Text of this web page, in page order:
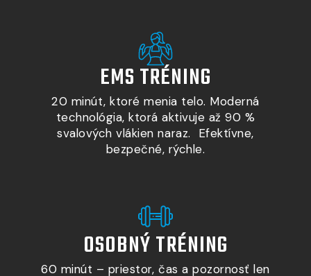
EMS TRÉNING
20 minút, ktoré menia telo. Moderná
technológia, ktorá aktivuje až 90 %
svalových vlákien naraz. Efektívne,
bezpečné, rýchle.
OSOBNÝ TRÉNING
60 minút – priestor, časa pozornosť len